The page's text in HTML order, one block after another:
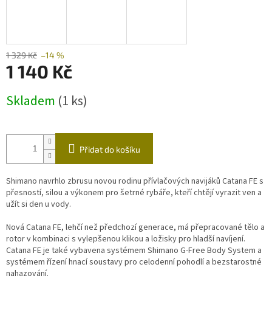
1 329 Kč –14 %
1 140 Kč
cena:
Skladem (1 ks)
Přidat do košíku
Shimano navrhlo zbrusu novou rodinu přívlačových navijáků Catana FE s
přesností, silou a výkonem pro šetrné rybáře, kteří chtějí vyrazit ven a
užít si den u vody.
Nová Catana FE, lehčí než předchozí generace, má přepracované tělo a
rotor v kombinaci s vylepšenou klikou a ložisky pro hladší navíjení.
Catana FE je také vybavena systémem Shimano G-Free Body System a
systémem řízení hnací soustavy pro celodenní pohodlí a bezstarostné
nahazování.